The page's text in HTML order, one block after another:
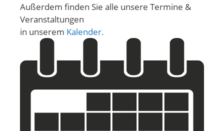
Außerdem finden Sie alle unsere Termine &
Veranstaltungen
in unserem Kalender.